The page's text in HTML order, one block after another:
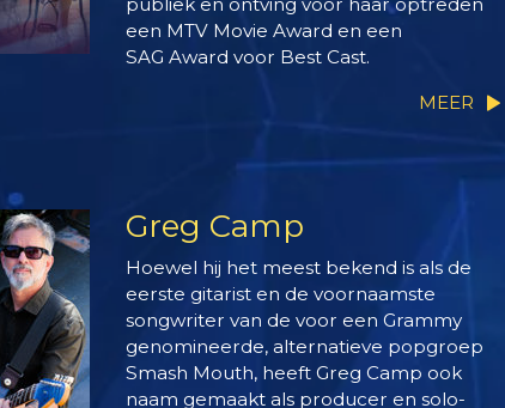
een MTV Movie Award en een
SAG Award voor Best Cast.
MEER
Greg Camp
Hoewel hij het meest bekend is als de
eerste gitarist en de voornaamste
songwriter van de voor een Grammy
genomineerde, alternatieve popgroep
Smash Mouth, heeft Greg Camp ook
naam gemaakt als producer en solo-